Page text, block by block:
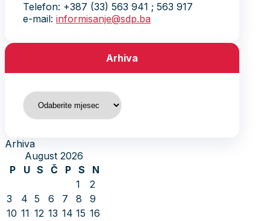
Telefon: +387 (33) 563 941 ; 563 917
e-mail: informisanje@sdp.ba
Arhiva
Arhiva
Arhiva
August 2026
P
U S Č P S
N
1
2
3
4 5 6 7 8
9
10 11 12 13 14 15 16